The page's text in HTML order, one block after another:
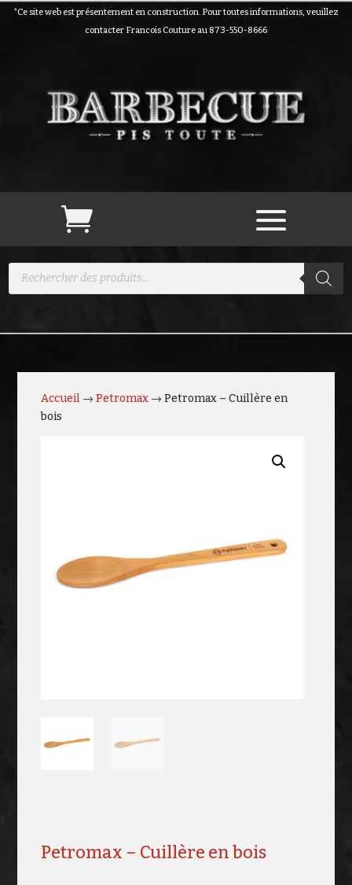
*Ce site web est présentement en construction. Pour toutes informations, veuillez
contacter Francois Couture au 873-550-8666
Recherche
Accueil →Petromax → Petromax – Cuillère en
bois
Petromax – Cuillère en bois